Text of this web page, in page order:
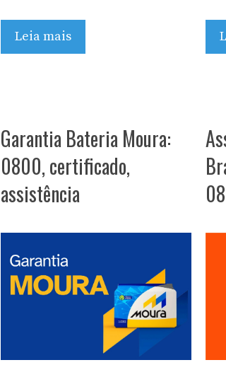
Leia mais
Garantia Bateria Moura:
0800, certificado,
assistência